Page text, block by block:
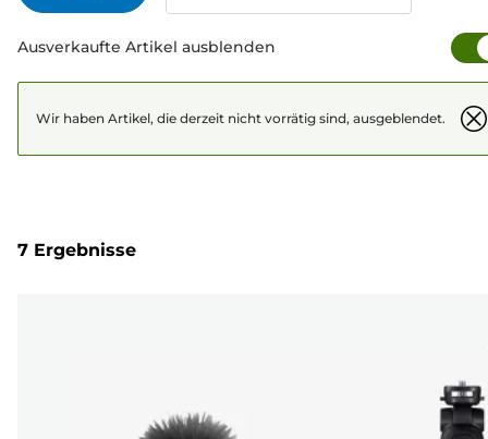
Ausverkaufte Artikel ausblenden
Wir haben Artikel, die derzeit nicht vorrätig sind, ausgeblendet.
7 Ergebnisse